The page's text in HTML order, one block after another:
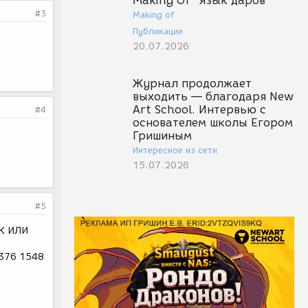
Making of
Публикации
20.07.2026
Журнал продолжает
выходить — благодаря New
Art School. Интервью с
основателем школы Егором
Гришиным
Интересное из сети
15.07.2026
#3
#4
#5
ИЛИ
1548